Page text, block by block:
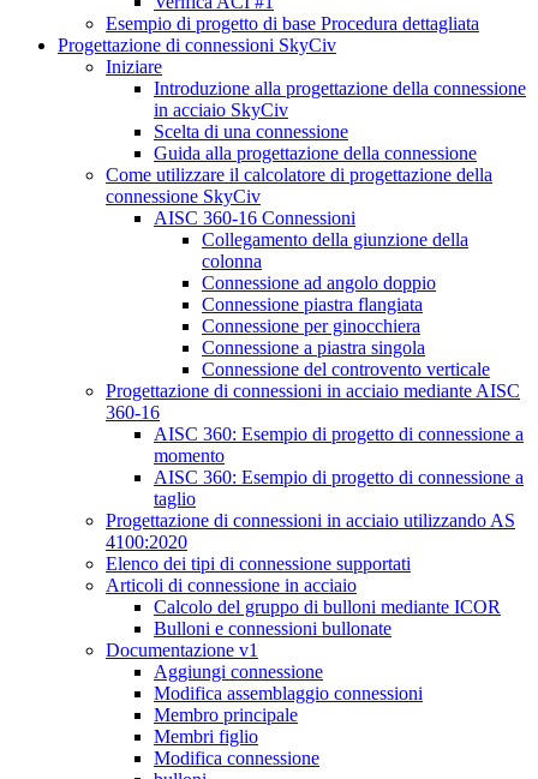
Esempio di progetto di base Procedura dettagliata
Progettazione di connessioni SkyCiv
Iniziare
Introduzione alla progettazione della connessione
in acciaio SkyCiv
Scelta di una connessione
Guida alla progettazione della connessione
Come utilizzare il calcolatore di progettazione della
connessione SkyCiv
AISC 360-16 Connessioni
Collegamento della giunzione della
colonna
Connessione ad angolo doppio
Connessione piastra flangiata
Connessione per ginocchiera
Connessione a piastra singola
Connessione del controvento verticale
Progettazione di connessioni in acciaio mediante AISC
360-16
AISC 360: Esempio di progetto di connessione a
momento
AISC 360: Esempio di progetto di connessione a
taglio
Progettazione di connessioni in acciaio utilizzando AS
4100:2020
Elenco dei tipi di connessione supportati
Articoli di connessione in acciaio
Calcolo del gruppo di bulloni mediante ICOR
Bulloni e connessioni bullonate
Documentazione v1
Aggiungi connessione
Modifica assemblaggio connessioni
Membro principale
Membri figlio
Modifica connessione